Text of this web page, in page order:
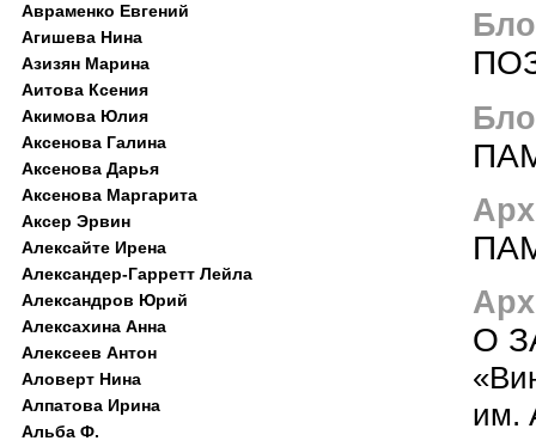
О
им.
Авраменко Евгений
Агишева Нина
Азизян Марина
Аитова Ксения
Акимова Юлия
Аксенова Галина
Аксенова Дарья
Аксенова Маргарита
Аксер Эрвин
Алексайте Ирена
Александер-Гарретт Лейла
Александров Юрий
Алексахина Анна
Алексеев Антон
Аловерт Нина
Алпатова Ирина
Альба Ф.